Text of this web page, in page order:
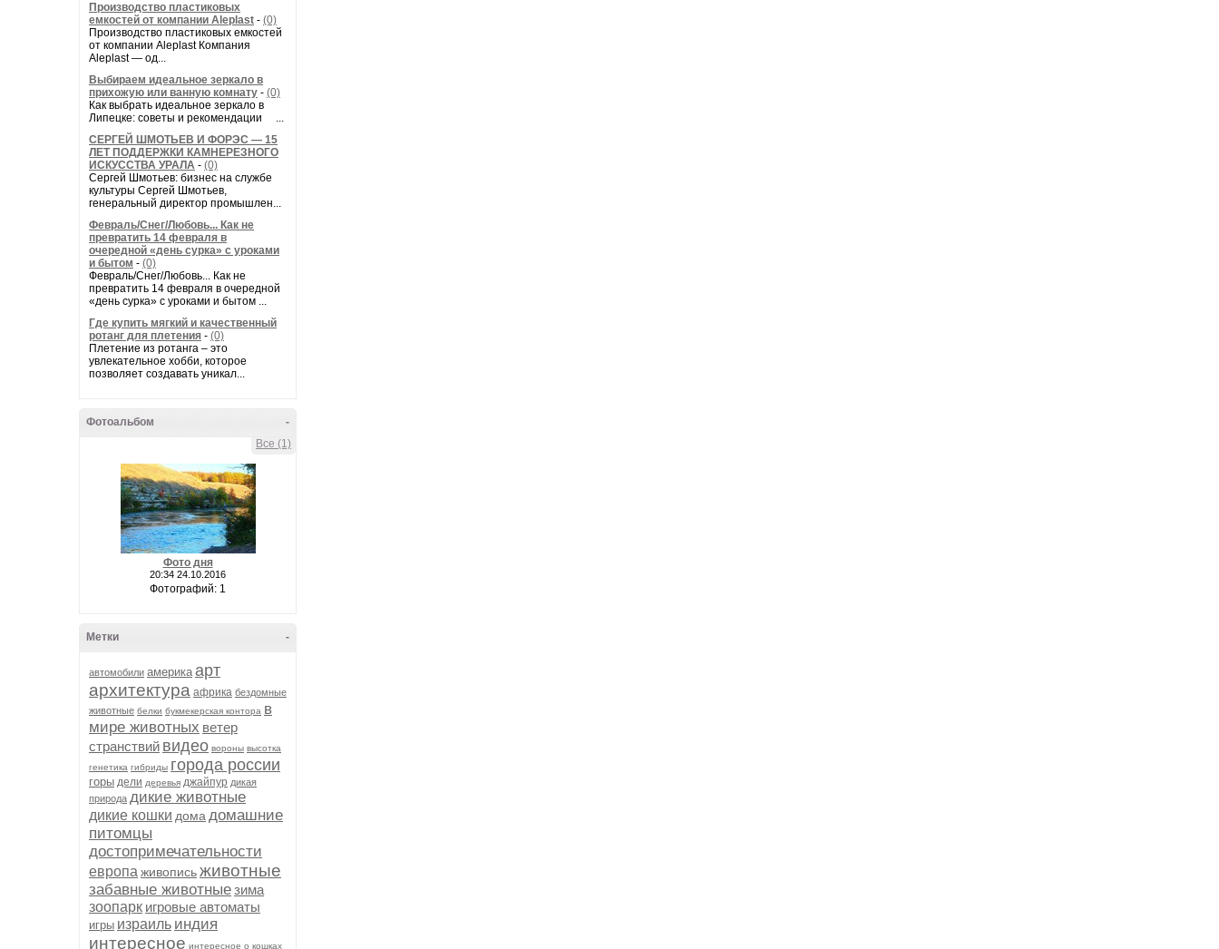
Производство пластиковых
емкостей от компании Aleplast - (0)
Производство пластиковых емкостей
от компании Aleplast Компания
Aleplast — од...
Выбираем идеальное зеркало в
прихожую или ванную комнату - (0)
Как выбрать идеальное зеркало в
Липецке: советы и рекомендации ...
СЕРГЕЙ ШМОТЬЕВ И ФОРЭС — 15
ЛЕТ ПОДДЕРЖКИ КАМНЕРЕЗНОГО
ИСКУССТВА УРАЛА - (0)
Сергей Шмотьев: бизнес на службе
культуры Сергей Шмотьев,
генеральный директор промышлен...
Февраль/Снег/Любовь... Как не
превратить 14 февраля в
очередной «день сурка» с уроками
и бытом - (0)
Февраль/Снег/Любовь... Как не
превратить 14 февраля в очередной
«день сурка» с уроками и бытом ...
Где купить мягкий и качественный
ротанг для плетения - (0)
Плетение из ротанга – это
увлекательное хобби, которое
позволяет создавать уникал...
-
Фотоальбом
Все (1)
Фото дня
20:34 24.10.2016
Фотографий: 1
-
Метки
автомобили америка арт
архитектура африка бездомные
животные белки букмекерская контора в
мире животных ветер
странствий видео вороны высотка
генетика гибриды города россии
горы дели деревья джайпур дикая
природа дикие животные
дикие кошки дома домашние
питомцы
достопримечательности
европа живописьживотные
забавные животныезима
зоопарк игровые автоматы
игры израиль индия
интересное интересное о кошках